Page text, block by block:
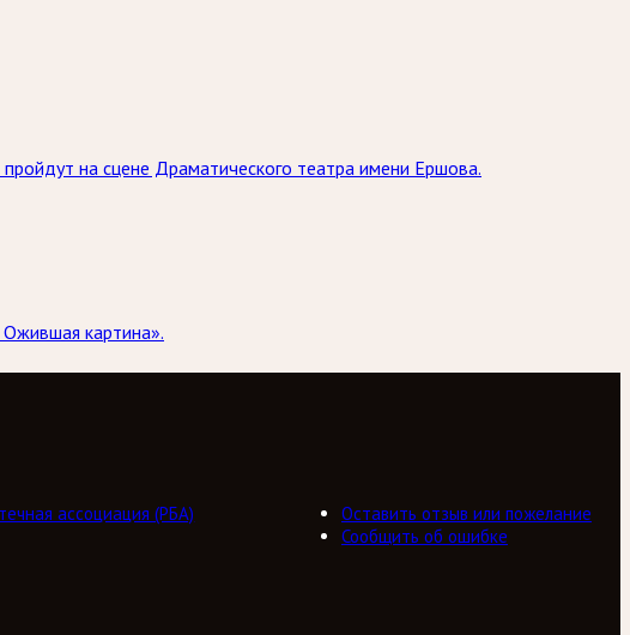
на сцене Драматического театра имени Ершова.
картина».
ассоциация (РБА)
Оставить отзыв или пожелание
Сообщить об ошибке